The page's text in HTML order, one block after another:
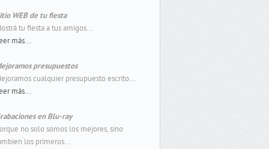
WEB de tu fiesta
tu fiesta a tus amigos...
más...
presupuestos
cualquier presupuesto escrito...
más...
en Blu-ray
no solo somos los mejores, sino
los primeros...